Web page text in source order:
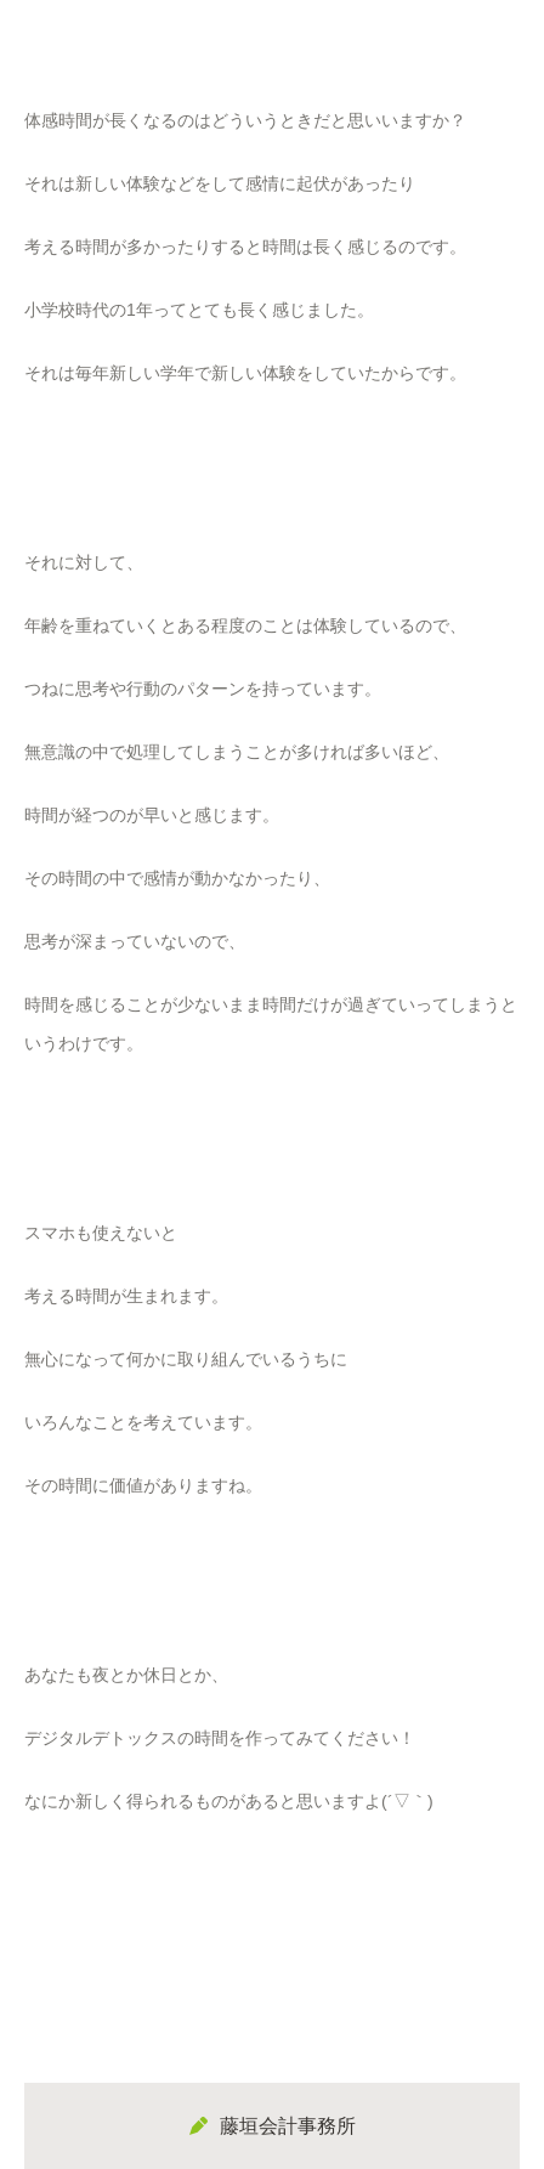
体感時間が長くなるのはどういうときだと思いいますか？
それは新しい体験などをして感情に起伏があったり
考える時間が多かったりすると時間は長く感じるのです。
小学校時代の1年ってとても長く感じました。
それは毎年新しい学年で新しい体験をしていたからです。
それに対して、
年齢を重ねていくとある程度のことは体験しているので、
つねに思考や行動のパターンを持っています。
無意識の中で処理してしまうことが多ければ多いほど、
時間が経つのが早いと感じます。
その時間の中で感情が動かなかったり、
思考が深まっていないので、
時間を感じることが少ないまま時間だけが過ぎていってしまうと
いうわけです。
スマホも使えないと
考える時間が生まれます。
無心になって何かに取り組んでいるうちに
いろんなことを考えています。
その時間に価値がありますね。
あなたも夜とか休日とか、
デジタルデトックスの時間を作ってみてください！
なにか新しく得られるものがあると思いますよ(´▽｀)
藤垣会計事務所